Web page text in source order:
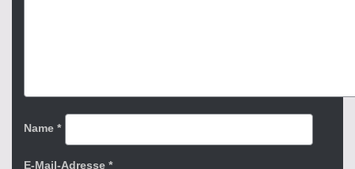
Name *
E-Mail-Adresse *